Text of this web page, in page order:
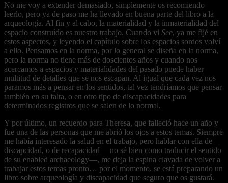
No me voy a extender demasiado, simplemente os recomiendo
leerlo, pero ya de paso me ha llevado en buena parte del libro a la
arqueología. Al fin y al cabo, la materialidad y la inmaterialidad del
espacio construído es nuestro trabajo. Cuando vi See, ya me fijé en
estos aspectos, y leyendo el capítulo sobre los espacios sordos volví
a ello. Pensamos en la norma, por lo general se diseña en la norma,
pero la norma no tiene más de doscientos años y cuando nos
acercamos a espacios y materialidades del pasado puede haber
multitud de detalles que se nos escapan. Al igual que cada vez nos
paramos más a pensar en los sentidos, tal vez tendríamos que pensar
también en su falta, o en otro tipo de discapacidades para
determinados registros que se salen de lo normal.
Y por último, un recuerdo para Theresa, que falleció hace un año y
fue una de las personas que me abrió los ojos a estos temas. Siempre
me había interesado la salud en el trabajo, pero hablar con ella de
discapcidad, o de recapacidad —no sé bien como traducir el sentido
de su enabled archaeology—, me deja la espina clavada de volver a
trabajar estos temas pronto… por el momento, se está preparando un
libro sobre arqueología y discapacidad que seguro que os gustará.